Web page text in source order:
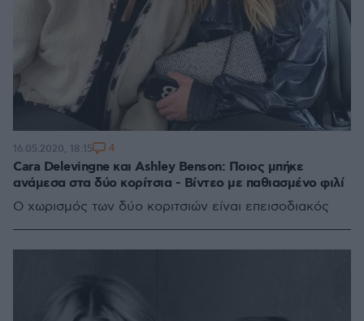
Cara Delevingne και Ashley Benson: Ποιος μπήκε
ανάμεσα στα δύο κορίτσια - Βίντεο με παθιασμένο φιλί
Ο χωρισμός των δύο κοριτσιών είναι επεισοδιακός
16.05.2020, 18:15 4